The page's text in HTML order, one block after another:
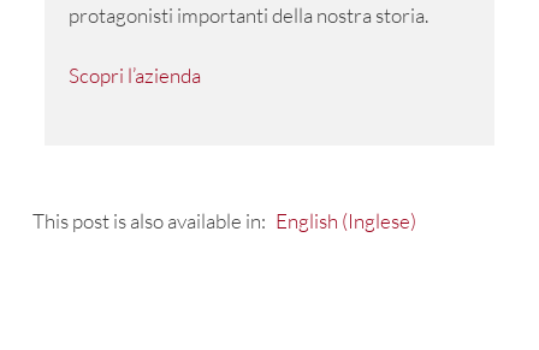
protagonisti importanti della nostra storia.
Scopri l’azienda
This post is also available in: English (Inglese)